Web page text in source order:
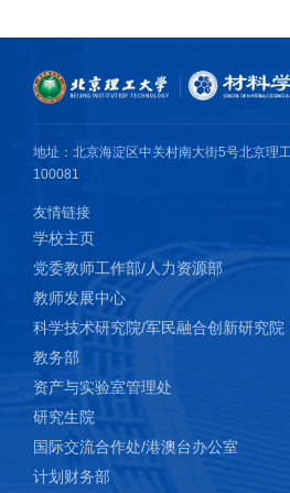
Mater., 2021, 11, 2003854.
4.
5.Mingquan Liu, Feng Wu, Lumin
Ying Bai*, Chuan Wu*,
production and high‐performance
InfoMat, 2021, 3, 1154-1170.
porous carbon anodes for sodium-ion
fabrication of a passivation interface,
10780-10788.
地址：北京海淀区中关村南大街5号北京理
100081
友情链接
学校主页
党委教师工作部/人力资源部
教师发展中心
科学技术研究院/军民融合创新研究院
教务部
资产与实验室管理处
研究生院
国际交流合作处/港澳台办公室
计划财务部